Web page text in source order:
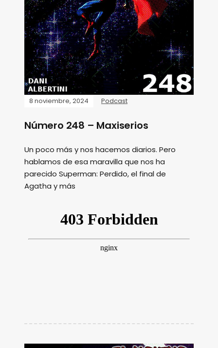
8 noviembre, 2024 Podcast
Número 248 – Maxiserios
Un poco más y nos hacemos diarios. Pero
hablamos de esa maravilla que nos ha
parecido Superman: Perdido, el final de
Agatha y más